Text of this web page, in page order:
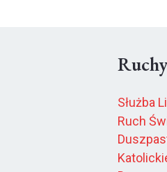
Służba
Ruch